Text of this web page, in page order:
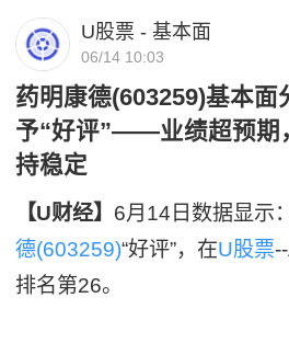
U股票 - 基本面
06/14 10:03
药明康德(603259)基本面
予“好评”——业绩超预期
持稳定
【U财经】 6月14日数据显示
德(603259)“好评”，在U股票
排名第26。